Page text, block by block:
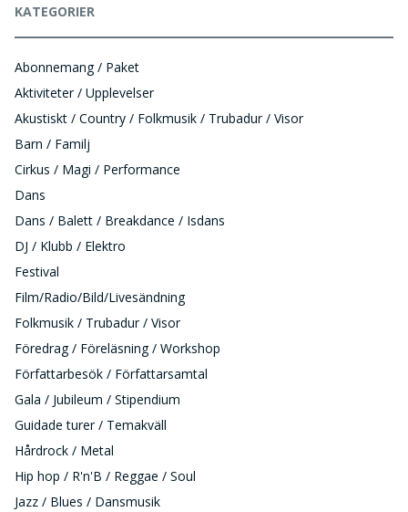
KATEGORIER
Abonnemang / Paket
Aktiviteter / Upplevelser
Akustiskt / Country / Folkmusik / Trubadur / Visor
Barn / Familj
Cirkus / Magi / Performance
Dans
Dans / Balett / Breakdance / Isdans
DJ / Klubb / Elektro
Festival
Film/Radio/Bild/Livesändning
Folkmusik / Trubadur / Visor
Föredrag / Föreläsning / Workshop
Författarbesök / Författarsamtal
Gala / Jubileum / Stipendium
Guidade turer / Temakväll
Hårdrock / Metal
Hip hop / R'n'B / Reggae / Soul
Jazz / Blues / Dansmusik